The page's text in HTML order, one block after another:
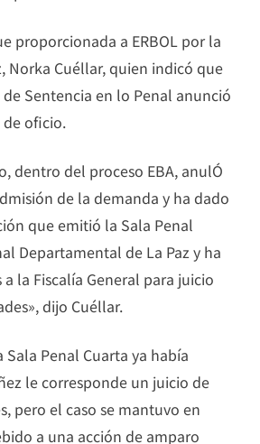
proporcionada a ERBOL por la
Norka Cuéllar, quien indicó que
Sentencia en lo Penal anunció
oficio.
dentro del proceso EBA, anulÓ
de la demanda y ha dado
que emitió la Sala Penal
Departamental de La Paz y ha
la Fiscalía General para juicio
dijo Cuéllar.
Penal Cuarta ya había
le corresponde un juicio de
pero el caso se mantuvo en
a una acción de amparo